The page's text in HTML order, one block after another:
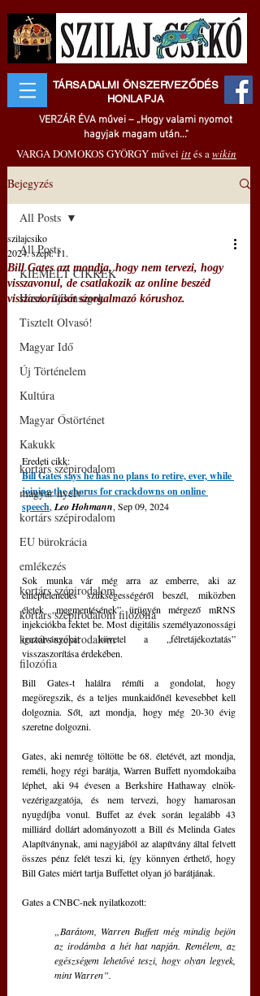
TÁRSADALMI ÖNSZERVEZŐDÉS
HONLAPJA
VERZÁR ÉVA művei – „Hogy valami nyomot
hagyjak magam után..."
VARGA DOMOKOS GYÖRGY művei ittés awikin
Bejegyzés
All Posts
KIEMELT CIKKEK
Hírek, újdonságok
Tisztelt Olvasó!
Magyar Idő
Új Történelem
Kultúra
Magyar Őstörténet
Kakukk
kortárs szépirodalom
magyar nyelv
kortárs szépirodalom
EU bürokrácia
emlékezés
kortárs szépirodalom
kortárs szépirodalom filozófia
kortárs szépirodalom
filozófia
All Posts
Bill Gates azt mondja, hogy nem tervezi, hogy
visszavonul, de csatlakozik az online beszéd
visszaszorítását szorgalmazó kórushoz.
szilajcsiko
2024. szept. 11.
Eredeti cikk:
Bill Gates says he has no plans to retire, ever, while
joining the chorus for crackdowns on online
speech, Leo Hohmann, Sep 09, 2024
Sok munka vár még arra az emberre, aki az
elnéptelenedés szükségességéről beszél, miközben
életek „megmentésének” ürügyén mérgező mRNS
injekciókba fektet be. Most digitális személyazonossági
igazolványokat követel a „félretájékoztatás”
visszaszorítása érdekében.
Bill Gates-t halálra rémíti a gondolat, hogy
megöregszik, és a teljes munkaidőnél kevesebbet kell
dolgoznia. Sőt, azt mondja, hogy még 20-30 évig
szeretne dolgozni.
Gates, aki nemrég töltötte be 68. életévét, azt mondja,
reméli, hogy régi barátja, Warren Buffett nyomdokaiba
léphet, aki 94 évesen a Berkshire Hathaway elnök-
vezérigazgatója, és nem tervezi, hogy hamarosan
nyugdíjba vonul. Buffet az évek során legalább 43
milliárd dollárt adományozott a Bill és Melinda Gates
Alapítványnak, ami nagyjából az alapítvány által felvett
összes pénz felét teszi ki, így könnyen érthető, hogy
Bill Gates miért tartja Buffettet olyan jó barátjának.
Gates a CNBC-nek nyilatkozott:
„Barátom, Warren Buffett még mindig bejön
az irodámba a hét hat napján. Remélem, az
egészségem lehetővé teszi, hogy olyan legyek,
mint Warren”.